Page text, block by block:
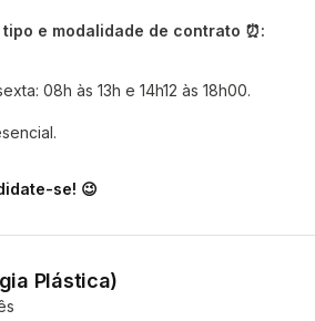
e modalidade de contrato ⏰:
08h às 13h e 14h12 às 18h00.
se! 😉
Plástica)